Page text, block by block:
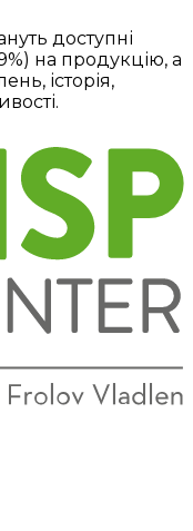
доступні
на продукцію, а
історія,